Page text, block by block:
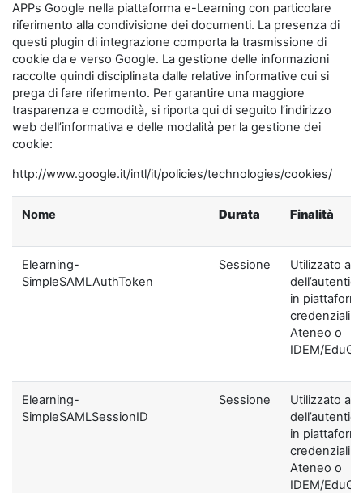
APPs Google nella piattaforma e-Learning con particolare
riferimento alla condivisione dei documenti. La presenza di
questi plugin di integrazione comporta la trasmissione di
cookie da e verso Google. La gestione delle informazioni
raccolte quindi disciplinata dalle relative informative cui si
prega di fare riferimento. Per garantire una maggiore
trasparenza e comodità, si riporta qui di seguito l’indirizzo
web dell’informativa e delle modalità per la gestione dei
cookie:
http://www.google.it/intl/it/policies/technologies/cookies/
Nome Durata Finalità
Elearning-
SimpleSAMLAuthToken
Sessione
Utilizzato ai
in
credenziali di
Ateneo o
IDEM/
Elearning-
SimpleSAMLSessionID
Sessione
Utilizzato ai
in
credenziali di
Ateneo o
IDEM/